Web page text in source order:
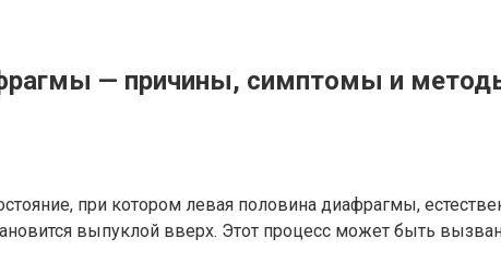
— причины, симптомы и
при котором левая половина диафрагмы,
выпуклой вверх. Этот процесс может быть